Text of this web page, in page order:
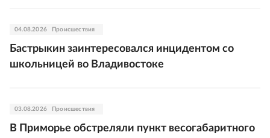
04.08.2026 Происшествия
Бастрыкин заинтересовался инцидентом со
школьницей во Владивостоке
03.08.2026 Происшествия
В Приморье обстреляли пункт весогабаритного